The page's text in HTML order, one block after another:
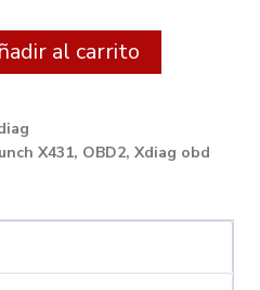
al carrito
X431, OBD2, Xdiag obd